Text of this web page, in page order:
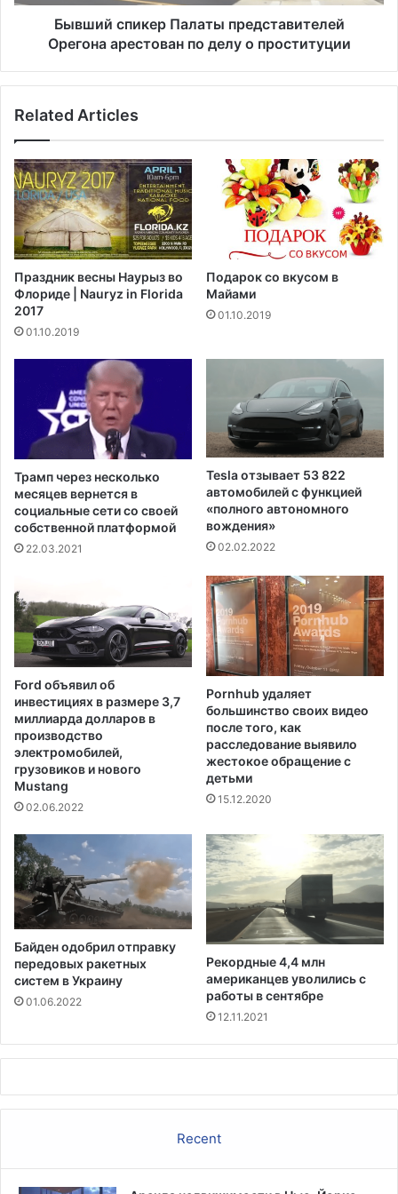
ц
д
о
6
2
5
0
0
и
л
ы
п
р
е
д
т
а
и
т
р
е
г
о
н
р
е
т
в
н
п
о
д
е
у
о
п
р
о
т
и
Бывший спикер Палаты представителей
Орегона арестован по делу о проституции
Related Articles
Праздник весны Наурыз во
Флориде | Nauryz in Florida
2017
01.10.2019
Подарок со вкусом в
Майами
01.10.2019
Трамп через несколько
месяцев вернется в
социальные сети со своей
собственной платформой
22.03.2021
Tesla отзывает 53 822
автомобилей с функцией
«полного автономного
вождения»
02.02.2022
Ford объявил об
инвестициях в размере 3,7
миллиарда долларов в
производство
электромобилей,
грузовиков и нового
Mustang
02.06.2022
Pornhub удаляет
большинство своих видео
после того, как
расследование выявило
жестокое обращение с
детьми
15.12.2020
Байден одобрил отправку
передовых ракетных
систем в Украину
01.06.2022
Рекордные 4,4 млн
американцев уволились с
работы в сентябре
12.11.2021
Recent